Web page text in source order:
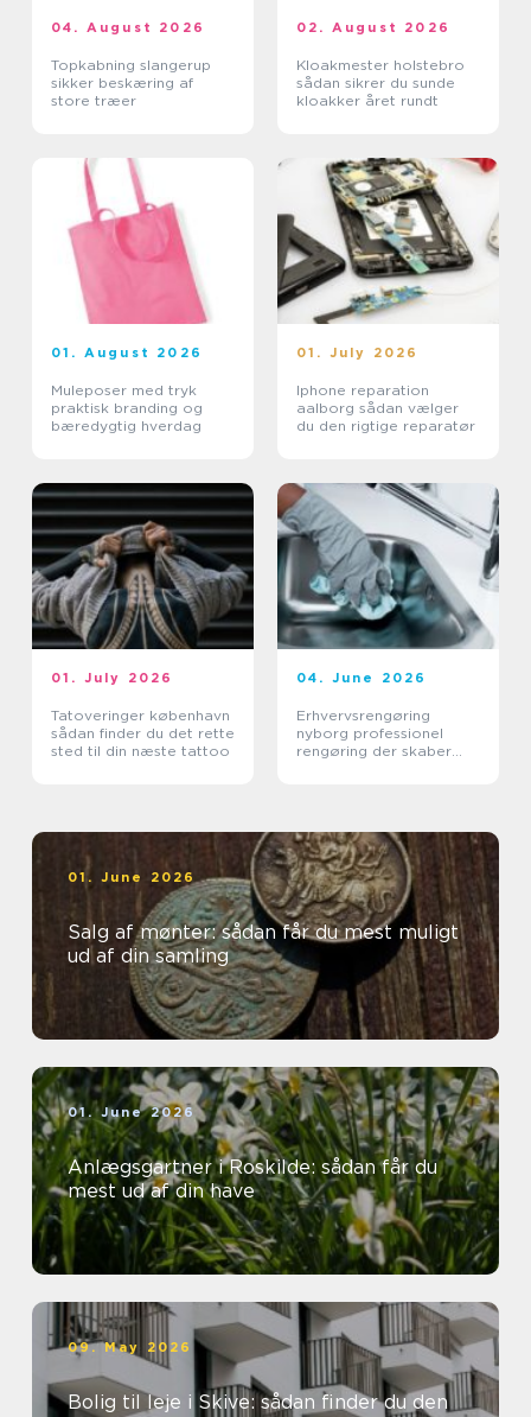
04. August 2026
Topkabning slangerup
sikker beskæring af
store træer
02. August 2026
Kloakmester holstebro
sådan sikrer du sunde
kloakker året rundt
01. August 2026
Muleposer med tryk
praktisk branding og
bæredygtig hverdag
01. July 2026
Iphone reparation
aalborg sådan vælger
du den rigtige reparatør
01. July 2026
Tatoveringer københavn
sådan finder du det rette
sted til din næste tattoo
04. June 2026
Erhvervsrengøring
nyborg professionel
rengøring der skaber
01. June 2026
Salg af mønter: sådan får du mest muligt
ud af din samling
01. June 2026
Anlægsgartner i Roskilde: sådan får du
mest ud af din have
09. May 2026
Bolig til leje i Skive: sådan finder du den